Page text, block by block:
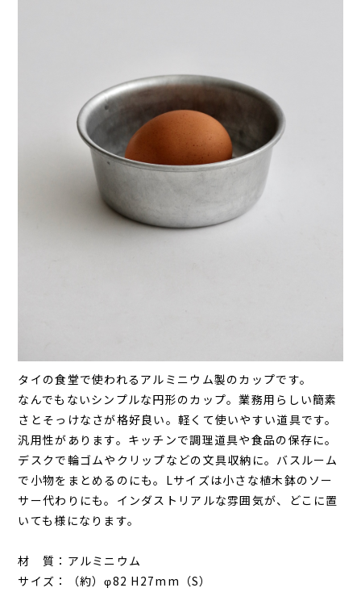
タイの食堂で使われるアルミニウム製のカップです。
なんでもないシンプルな円形のカップ。業務用らしい簡素
さとそっけなさが格好良い。軽くて使いやすい道具です。
汎用性があります。キッチンで調理道具や食品の保存に。
デスクで輪ゴムやクリップなどの文具収納に。バスルーム
で小物をまとめるのにも。Lサイズは小さな植木鉢のソー
サー代わりにも。インダストリアルな雰囲気が、どこに置
いても様になります。
材 質：アルミニウム
サイズ：（約）φ82 H27mm（S）